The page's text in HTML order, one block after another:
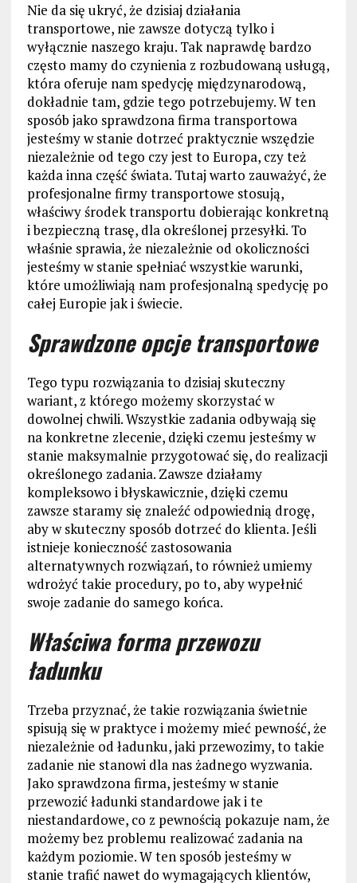
Nie da się ukryć, że dzisiaj działania
transportowe, nie zawsze dotyczą tylko i
wyłącznie naszego kraju. Tak naprawdę bardzo
często mamy do czynienia z rozbudowaną usługą,
która oferuje nam spedycję międzynarodową,
dokładnie tam, gdzie tego potrzebujemy. W ten
sposób jako sprawdzona firma transportowa
jesteśmy w stanie dotrzeć praktycznie wszędzie
niezależnie od tego czy jest to Europa, czy też
każda inna część świata. Tutaj warto zauważyć, że
profesjonalne firmy transportowe stosują,
właściwy środek transportu dobierając konkretną
i bezpieczną trasę, dla określonej przesyłki. To
właśnie sprawia, że niezależnie od okoliczności
jesteśmy w stanie spełniać wszystkie warunki,
które umożliwiają nam profesjonalną spedycję po
całej Europie jak i świecie.
Sprawdzone opcje transportowe
Tego typu rozwiązania to dzisiaj skuteczny
wariant, z którego możemy skorzystać w
dowolnej chwili. Wszystkie zadania odbywają się
na konkretne zlecenie, dzięki czemu jesteśmy w
stanie maksymalnie przygotować się, do realizacji
określonego zadania. Zawsze działamy
kompleksowo i błyskawicznie, dzięki czemu
zawsze staramy się znaleźć odpowiednią drogę,
aby w skuteczny sposób dotrzeć do klienta. Jeśli
istnieje konieczność zastosowania
alternatywnych rozwiązań, to również umiemy
wdrożyć takie procedury, po to, aby wypełnić
swoje zadanie do samego końca.
Właściwa forma przewozu
ładunku
Trzeba przyznać, że takie rozwiązania świetnie
spisują się w praktyce i możemy mieć pewność, że
niezależnie od ładunku, jaki przewozimy, to takie
zadanie nie stanowi dla nas żadnego wyzwania.
Jako sprawdzona firma, jesteśmy w stanie
przewozić ładunki standardowe jak i te
niestandardowe, co z pewnością pokazuje nam, że
możemy bez problemu realizować zadania na
każdym poziomie. W ten sposób jesteśmy w
stanie trafić nawet do wymagających klientów,